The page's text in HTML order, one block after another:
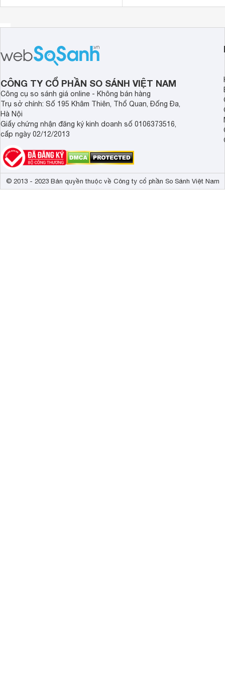
CÔNG TY CỔ PHẦN SO SÁNH VIỆT NAM
Công cụ so sánh giá online - Không bán hàng
Trụ sở chính: Số 195 Khâm Thiên, Thổ Quan, Đống Đa,
Hà Nội
Giấy chứng nhận đăng ký kinh doanh số 0106373516,
cấp ngày 02/12/2013
© 2013 - 2023 Bản quyền thuộc về Công ty cổ phần So Sánh Việt Nam